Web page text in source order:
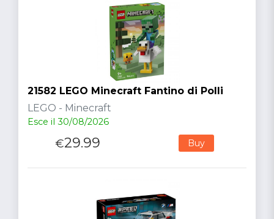
21582 LEGO Minecraft Fantino di Polli
LEGO - Minecraft
Esce il 30/08/2026
€29.99 Buy